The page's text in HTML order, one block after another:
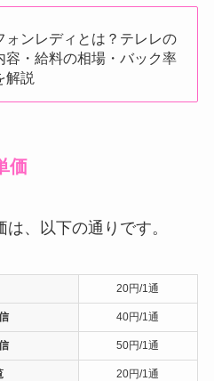
ォンレディとは？テレレの
容・給料の相場・バック率
解説
価
、以下の通りです。
20円/1通
40円/1通
50円/1通
20円/1通